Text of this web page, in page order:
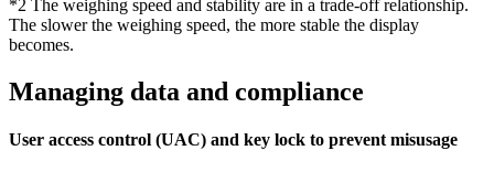
*2 The weighing speed and stability are in a trade-off relationship.
The slower the weighing speed, the more stable the display
becomes.
Managing data and compliance
User access control (UAC) and key lock to prevent misusage